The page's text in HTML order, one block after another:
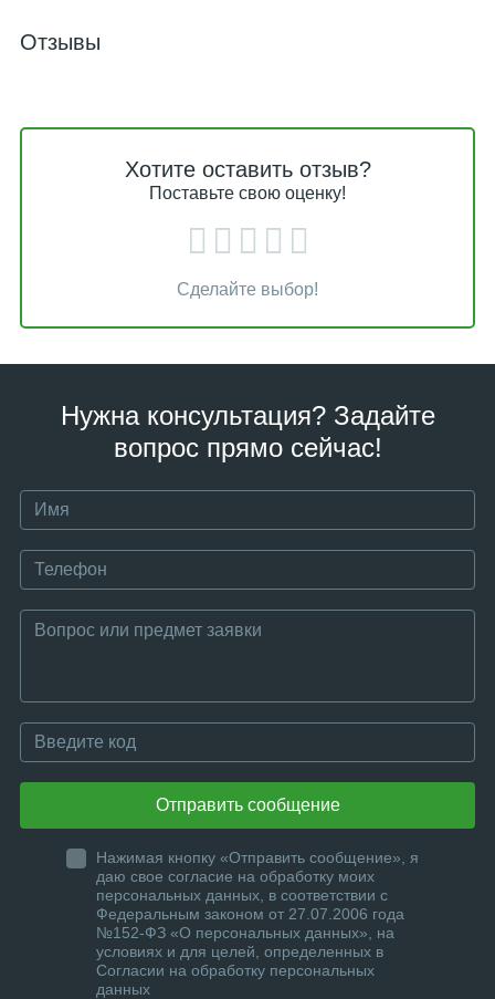
Отзывы
Хотите оставить отзыв?
Поставьте свою оценку!
Сделайте выбор!
Нужна консультация? Задайте
вопрос прямо сейчас!
Отправить сообщение
Нажимая кнопку «Отправить сообщение», я
даю свое согласие на обработку моих
персональных данных, в соответствии с
Федеральным законом от 27.07.2006 года
№152-ФЗ «О персональных данных», на
условиях и для целей, определенных в
Согласии на обработку персональных
данных